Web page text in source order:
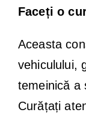
Faceți o
Aceasta
vehiculului,
temeinică a
Curățați